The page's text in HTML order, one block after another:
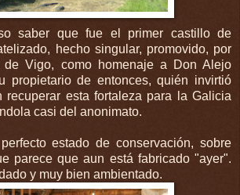
saber que fue el primer castillo de
, hecho singular, promovido, por
deVigo, como homenaje a Don Alejo
propietario de entonces, quién invirtió
recuperar esta fortaleza para la Galicia
casi del anonimato.
estado de conservación, sobre
parece que aun está fabricado "ayer".
y muy bien ambientado.